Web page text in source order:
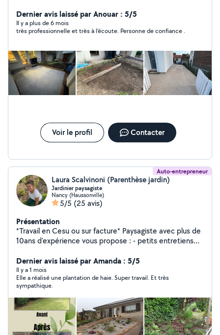
taille d'arbuste. - Je peux passer le motoculteur - Je
réalise aussi l'évacuation des vos encombrants et
déchets vert. - Je réalise aussi la pose de grillages. - Je
aussi toutes sorte de travaux de manutention, petite
maçonnerie, démolition.
Dernier avis laissé par Anouar : 5/5
Il y a plus de 6 mois
très professionnelle et très à l'écoute. Personne de confiance .
Voir le profil Contacter
Auto-entrepreneur
Laura Scalvinoni (Parenthèse jardin)
Jardinier paysagiste
Nancy (Haussonville)
5/5 (25 avis)
Présentation
*Travail en Cesu ou sur facture* Paysagiste avec plus de
10ans d'expérience vous propose : - petits entretiens
scarification, taille arbuste, taille topiaire, binage de
massifs, entretien de potager, entretien de vivaces,...) -
aménagements type massifs, paillage, plantation
d'arbres, haies.. - conseils en aménagement et
accompagnement à la plantation - conception
d'espaces paysagers (massifs ou jardin entier) Très
bonne connaissance des végétaux. À votre service,
avec plaisir!!
Dernier avis laissé par Amanda : 5/5
Il y a 1 mois
Elle a réalisé une plantation de haie. Super travail. Et très
sympathique.